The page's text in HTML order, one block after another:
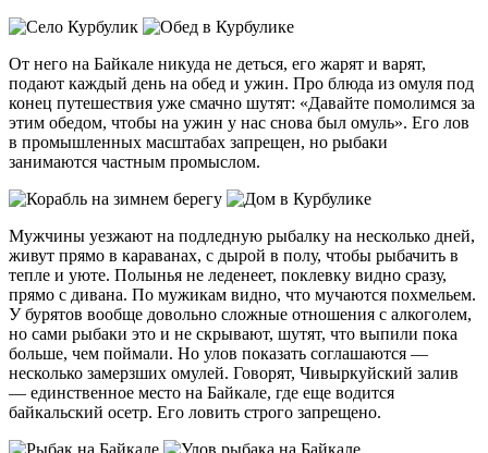
От него на Байкале никуда не деться, его жарят и варят,
подают каждый день на обед и ужин. Про блюда из омуля под
конец путешествия уже смачно шутят: «Давайте помолимся за
этим обедом, чтобы на ужин у нас снова был омуль». Его лов
в промышленных масштабах запрещен, но рыбаки
занимаются частным промыслом.
Мужчины уезжают на подледную рыбалку на несколько дней,
живут прямо в караванах, с дырой в полу, чтобы рыбачить в
тепле и уюте. Полынья не леденеет, поклевку видно сразу,
прямо с дивана. По мужикам видно, что мучаются похмельем.
У бурятов вообще довольно сложные отношения с алкоголем,
но сами рыбаки это и не скрывают, шутят, что выпили пока
больше, чем поймали. Но улов показать соглашаются —
несколько замерзших омулей. Говорят, Чивыркуйский залив
— единственное место на Байкале, где еще водится
байкальский осетр. Его ловить строго запрещено.